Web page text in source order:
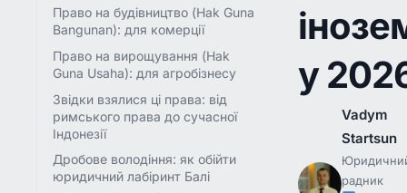
Право на будівництво (Hak Guna
Bangunan): для комерції
Право на вирощування (Hak
Guna Usaha): для агробізнесу
Звідки взялися ці права: від
римського права до сучасної
Індонезії
Дробове володіння: як обійти
юридичний лабіринт Балі
у
Vadym
Startsun
радник